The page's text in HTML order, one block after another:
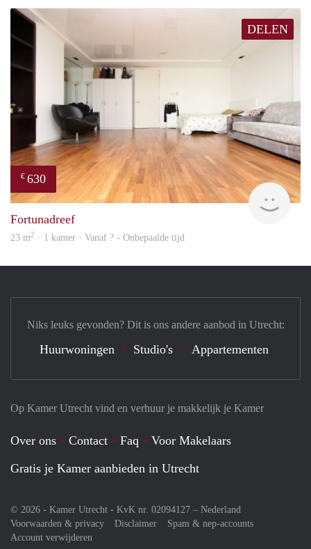
DELEN
€ 630
Fortunadreef
23 m2 · 1 kamer · Vanaf ? - Onbepaalde tijd
Op Kamer Utrecht vind en verhuur je makkelijk je Kamer
Over ons Contact Faq
Voor Makelaars
Gratis je Kamer aanbieden in Utrecht
© 2026 - Kamer Utrecht - KvK nr. 02094127 – Nederland
Voorwaarden & privacy
Disclaimer
Spam & nep-accounts
Account verwijderen
Niks leuks gevonden? Dit is ons andere aanbod in Utrecht:
Huurwoningen Studio's Appartementen